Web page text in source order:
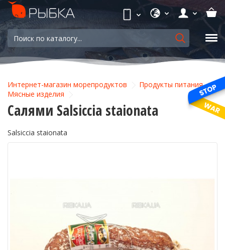
Интернет-магазин морепродуктов
Продукты питания
Мясные изделия
Салями Salsiccia staionata
Salsiccia staionata